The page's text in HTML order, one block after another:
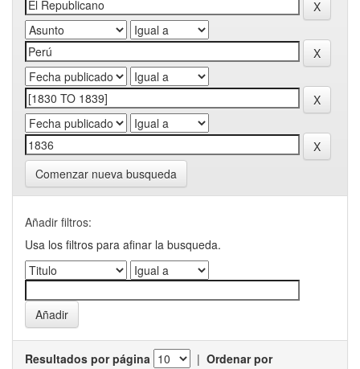
Comenzar nueva busqueda
Añadir filtros:
Usa los filtros para afinar la busqueda.
Resultados por página | Ordenar por